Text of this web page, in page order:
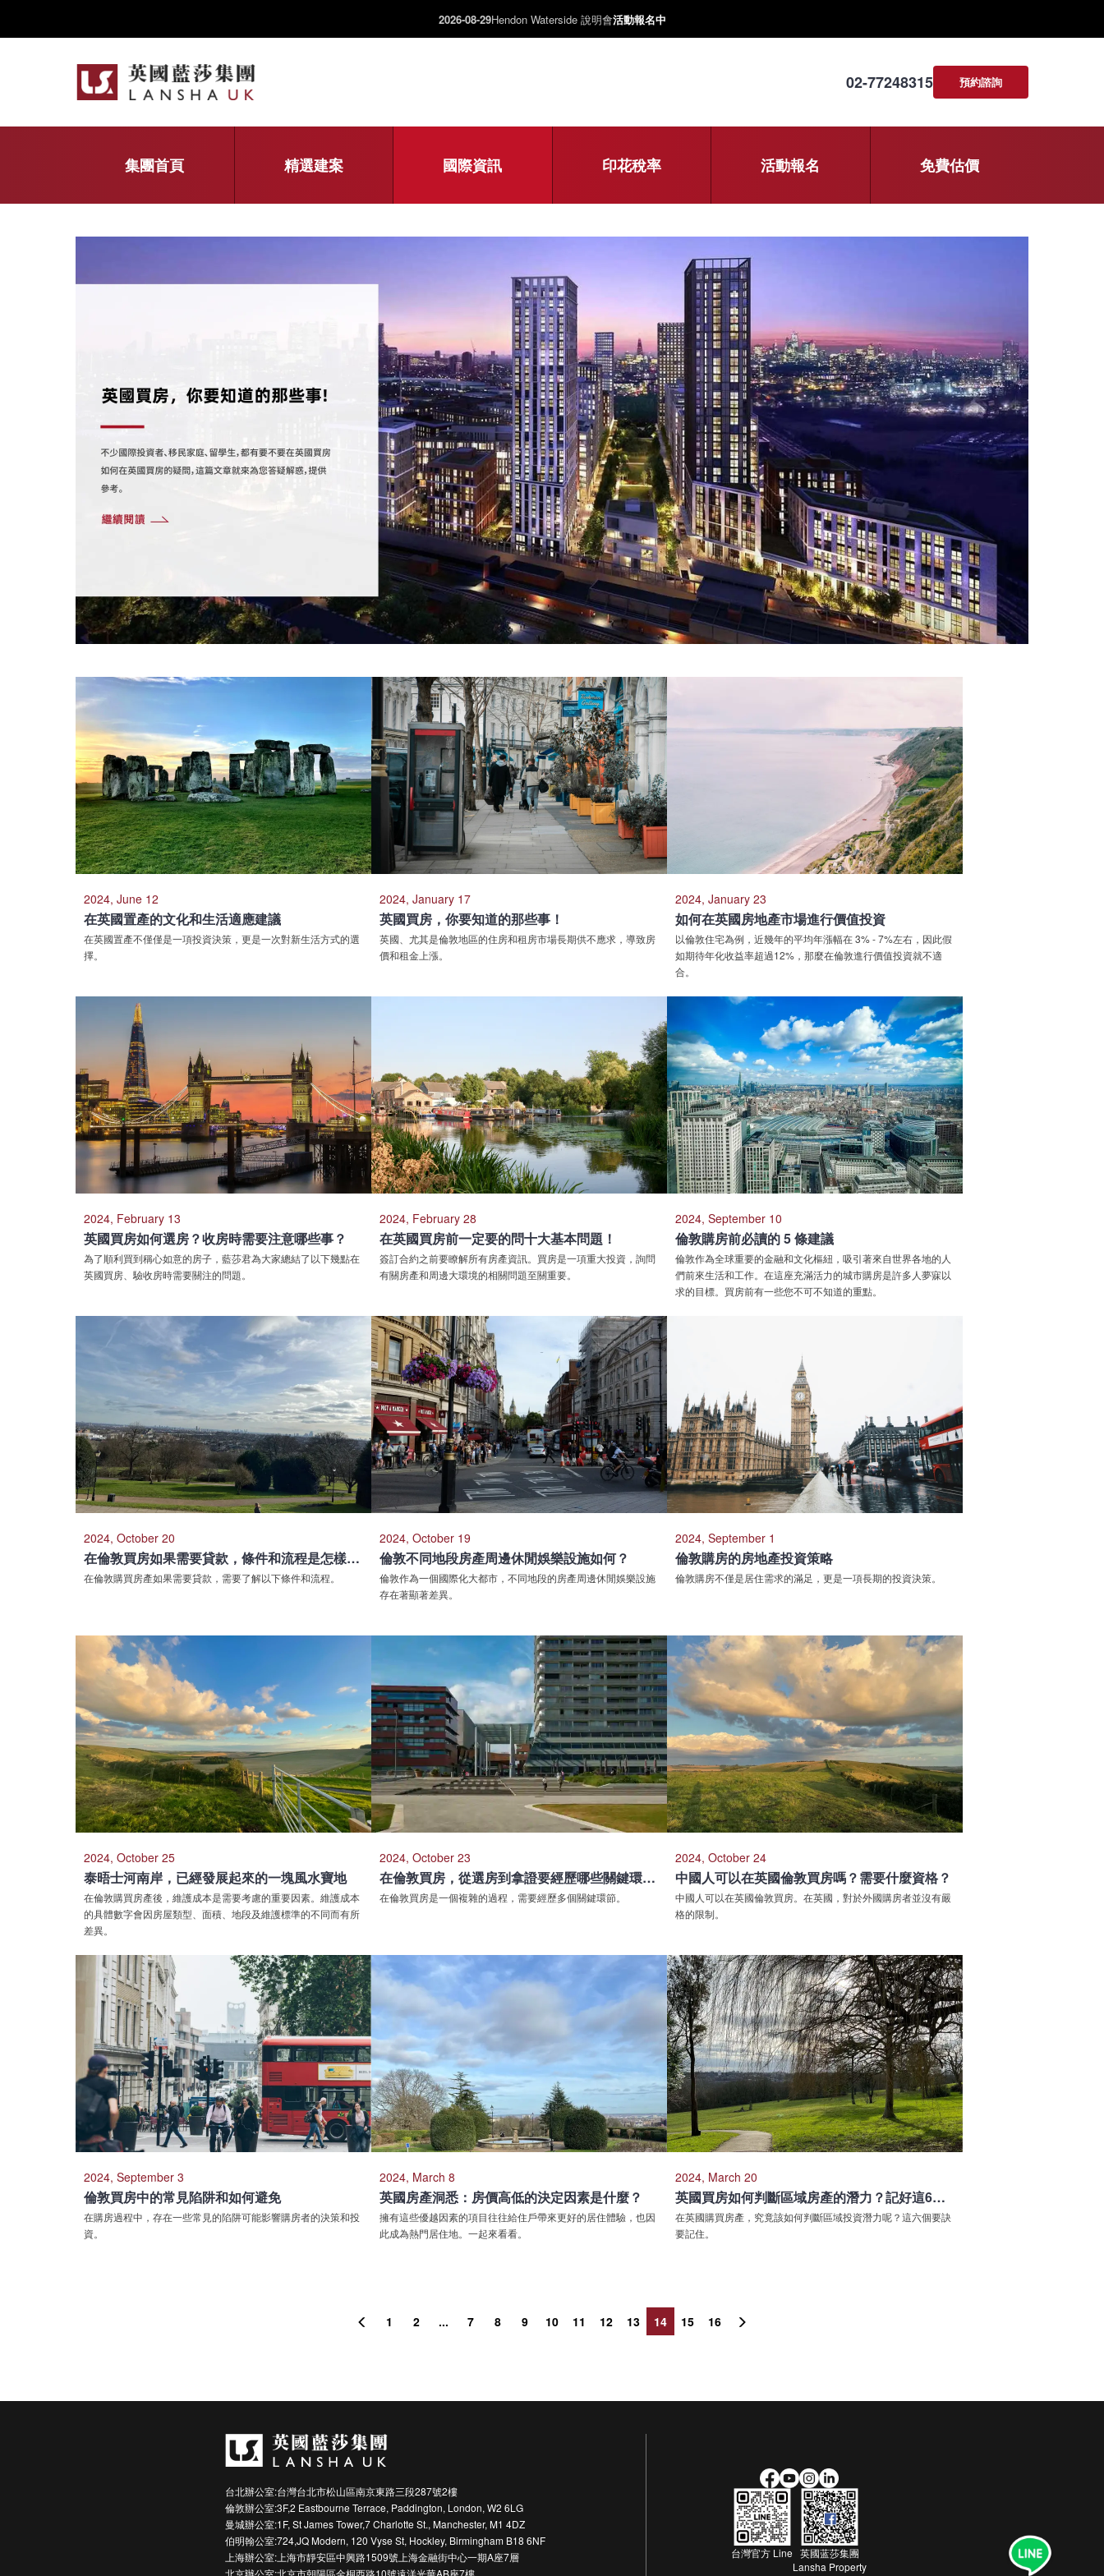
2026-08-29Hendon Waterside 說明會活動報名中
02-77248315 預約諮詢
集團首頁 精選建案 國際資訊 印花稅率 活動報名 免費估價
2024, June 12
在英國置產的文化和生活適應建議
在英國置產不僅僅是一項投資決策，更是一次對新生活方式的選
擇。
2024, January 17
英國買房，你要知道的那些事！
英國、尤其是倫敦地區的住房和租房市場長期供不應求，導致房
價和租金上漲。
2024, January 23
如何在英國房地產市場進行價值投資
以倫敦住宅為例，近幾年的平均年漲幅在 3% - 7%左右，因此假
如期待年化收益率超過12%，那麼在倫敦進行價值投資就不適
合。
2024, February 13
英國買房如何選房？收房時需要注意哪些事？
為了順利買到稱心如意的房子，藍莎君為大家總結了以下幾點在
英國買房、驗收房時需要關注的問題。
2024, February 28
在英國買房前一定要的問十大基本問題！
簽訂合約之前要瞭解所有房產資訊。買房是一項重大投資，詢問
有關房產和周邊大環境的相關問題至關重要。
2024, September 10
倫敦購房前必讀的 5 條建議
倫敦作為全球重要的金融和文化樞紐，吸引著來自世界各地的人
們前來生活和工作。在這座充滿活力的城市購房是許多人夢寐以
求的目標。買房前有一些您不可不知道的重點。
2024, October 20
在倫敦買房如果需要貸款，條件和流程是怎樣的？
在倫敦購買房產如果需要貸款，需要了解以下條件和流程。
2024, October 19
倫敦不同地段房產周邊休閒娛樂設施如何？
倫敦作為一個國際化大都市，不同地段的房產周邊休閒娛樂設施
存在著顯著差異。
2024, September 1
倫敦購房的房地產投資策略
倫敦購房不僅是居住需求的滿足，更是一項長期的投資決策。
2024, October 25
泰晤士河南岸，已經發展起來的一塊風水寶地
在倫敦購買房產後，維護成本是需要考慮的重要因素。維護成本
的具體數字會因房屋類型、面積、地段及維護標準的不同而有所
差異。
2024, October 23
在倫敦買房，從選房到拿證要經歷哪些關鍵環節？
在倫敦買房是一個複雜的過程，需要經歷多個關鍵環節。
2024, October 24
中國人可以在英國倫敦買房嗎？需要什麼資格？
中國人可以在英國倫敦買房。在英國，對於外國購房者並沒有嚴
格的限制。
2024, September 3
倫敦買房中的常見陷阱和如何避免
在購房過程中，存在一些常見的陷阱可能影響購房者的決策和投
資。
2024, March 8
英國房產洞悉：房價高低的決定因素是什麼？
擁有這些優越因素的項目往往給住戶帶來更好的居住體驗，也因
此成為熱門居住地。一起來看看。
2024, March 20
英國買房如何判斷區域房產的潛力？記好這6個要訣！
在英國購買房產，究竟該如何判斷區域投資潛力呢？這六個要訣
要記住。
1 2 ... 7 8 9 10 11 12 13 14 15 16
台北辦公室:台灣台北市松山區南京東路三段287號2樓
倫敦辦公室:3F,2 Eastbourne Terrace, Paddington, London, W2 6LG
曼城辦公室:1F, St James Tower,7 Charlotte St., Manchester, M1 4DZ
伯明翰公室:724,JQ Modern, 120 Vyse St, Hockley, Birmingham B18 6NF
上海辦公室:上海市靜安區中興路1509號上海金融街中心一期A座7層
北京辦公室:北京市朝陽區金桐西路10號遠洋光華AB座7樓
台灣官方 Line 英國蓝莎集團
Lansha Property